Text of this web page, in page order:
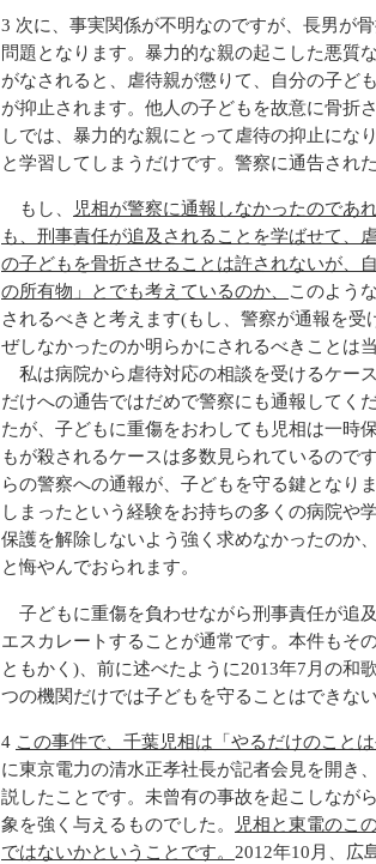
3 次に、事実関係が不明なのですが、長男が
問題となります。暴力的な親の起こした悪質
がなされると、虐待親が懲りて、自分の子ど
が抑止されます。他人の子どもを故意に骨折
しでは、暴力的な親にとって虐待の抑止にな
と学習してしまうだけです。警察に通告され
もし、
児相が警察に通報しなかったのであ
も、刑事責任が追及されることを学ばせて、
の子どもを骨折させることは許されないが、
の所有物」とでも考えているのか、
このよう
されるべきと考えます(もし、警察が通報を
ぜしなかったのか明らかにされるべきことは当
私は病院から虐待対応の相談を受けるケー
だけへの通告ではだめで警察にも通報してく
たが、子どもに重傷をおわしても児相は一時
もが殺されるケースは多数見られているので
らの警察への通報が、子どもを守る鍵となり
しまったという経験をお持ちの多くの病院や
保護を解除しないよう強く求めなかったのか
と悔やんでおられます。
子どもに重傷を負わせながら刑事責任が追
エスカレートすることが通常です。本件もそ
ともかく)、前に述べたように2013年7月の和
つの機関だけでは子どもを守ることはできない
4 この事件で、千葉児相は「やるだけのこと
に東京電力の清水正孝社長が記者会見を開き
説したことです。未曾有の事故を起こしなが
象を強く与えるものでした。
児相と東電のこ
ではないかということです。 2012年10月、広